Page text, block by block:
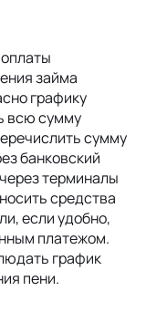
займа
графику
всю сумму
сумму
банковский
терминалы
средства
если удобно,
платежом.
график
пени.